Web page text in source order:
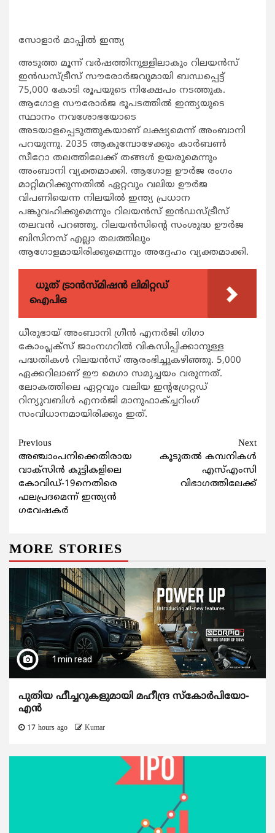
സോളാര്‍ മാപ്പില്‍ ഇന്ത്യ
അടുത്ത മൂന്ന് വര്‍ഷത്തിനുള്ളിലാകും റിലയന്‍സ്
ഇന്‍ഡസ്ട്രീസ് സൗരോര്‍ജവുമായി ബന്ധപ്പെട്ട്
75,000 കോടി രൂപയുടെ നിക്ഷേപം നടത്തുക.
ആഗോള സൗരോര്‍ജ ഭൂപടത്തില്‍ ഇന്ത്യയുടെ
സ്ഥാനം നവശോഭയോടെ
അടയാളപ്പെടുത്തുകയാണ് ലക്ഷ്യമെന്ന് അംബാനി
പറയുന്നു. 2035 ആകുമ്പോഴേക്കും കാര്‍ബണ്‍
സീറോ തലത്തിലേക്ക് തങ്ങള്‍ ഉയരുമെന്നും
അംബാനി വ്യക്തമാക്കി. ആഗോള ഊര്‍ജ രംഗം
മാറ്റിമറിക്കുന്നതില്‍ ഏറ്റവും വലിയ ഊര്‍ജ
വിപണിയെന്ന നിലയില്‍ ഇന്ത്യ പ്രധാന
പങ്കുവഹിക്കുമെന്നും റിലയന്‍സ് ഇന്‍ഡസ്ട്രീസ്
തലവന്‍ പറഞ്ഞു. റിലയന്‍സിന്‍റെ സംശുദ്ധ ഊര്‍ജ
ബിസിനസ് എല്ലാ തലത്തിലും
ആഗോളമായിരിക്കുമെന്നും അദ്ദേഹം വ്യക്തമാക്കി.
ധൂത് ട്രാൻസ്മിഷൻ ലിമിറ്റഡ്
ഐപിഒ
ധീരുഭായ് അംബാനി ഗ്രീന്‍ എനര്‍ജി ഗിഗാ
കോംപ്ലക്സ് ജാംനഗറില്‍ വികസിപ്പിക്കാനുള്ള
പദ്ധതികള്‍ റിലയന്‍സ് ആരംഭിച്ചുകഴിഞ്ഞു. 5,000
ഏക്കറിലാണ് ഈ മെഗാ സമുച്ചയം വരുന്നത്.
ലോകത്തിലെ ഏറ്റവും വലിയ ഇന്‍റഗ്രേറ്റഡ്
റിന്യുവബിള്‍ എനര്‍ജി മാനുഫാക്ച്ചറിംഗ്
സംവിധാനമായിരിക്കും ഇത്.
Continue
Reading
Previous
അഞ്ചാംപനിക്കെതിരായ
വാക്‌സിന്‍ കുട്ടികളിലെ
കോവിഡ്-19നെതിരെ
ഫലപ്രദമെന്ന് ഇന്ത്യന്‍
ഗവേഷകര്‍
Next
കൂടുതല്‍ കമ്പനികള്‍
എസ്എംസി
വിഭാഗത്തിലേക്ക്
MORE STORIES
1 min read
പുതിയ ഫീച്ചറുകളുമായി മഹീന്ദ്ര സ്കോർപിയോ-
എൻ
17 hours ago Kumar